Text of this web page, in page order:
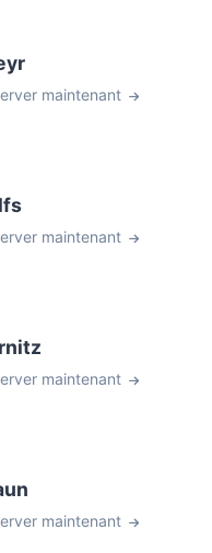
maintenant
maintenant
maintenant
maintenant